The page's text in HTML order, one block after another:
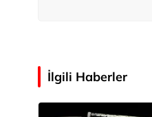
İlgili Haberler